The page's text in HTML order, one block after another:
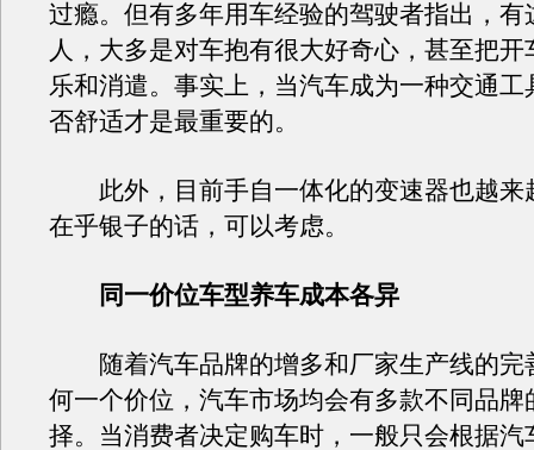
过瘾。但有多年用车经验的驾驶者指出，有
人，大多是对车抱有很大好奇心，甚至把开
乐和消遣。事实上，当汽车成为一种交通工
否舒适才是最重要的。
此外，目前手自一体化的变速器也越来
在乎银子的话，可以考虑。
同一价位车型养车成本各异
随着汽车品牌的增多和厂家生产线的完
何一个价位，汽车市场均会有多款不同品牌
择。当消费者决定购车时，一般只会根据汽